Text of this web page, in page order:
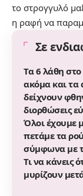
το στρογγυλό
η ραφή να
Σε
Τα 6 λάθη
ακόμα και τα
δείχνουν
διορθώσεις
Όλοι έχουμε
πετάμε τα
σύμφωνα με
Τι να κάνεις
μυρίζουν